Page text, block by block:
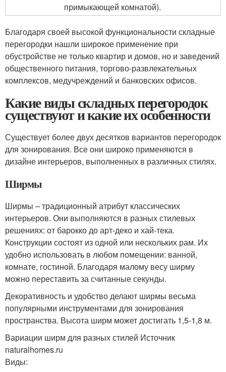
примыкающей комнатой).
Благодаря своей высокой функциональности складные
перегородки нашли широкое применение при
обустройстве не только квартир и домов, но и заведений
общественного питания, торгово-развлекательных
комплексов, медучреждений и банковских офисов.
Какие виды складных перегородок
существуют и какие их особенности
Существует более двух десятков вариантов перегородок
для зонирования. Все они широко применяются в
дизайне интерьеров, выполненных в различных стилях.
Ширмы
Ширмы – традиционный атрибут классических
интерьеров. Они выполняются в разных стилевых
решениях: от барокко до арт-деко и хай-тека.
Конструкции состоят из одной или нескольких рам. Их
удобно использовать в любом помещении: ванной,
комнате, гостиной. Благодаря малому весу ширму
можно переставить за считанные секунды.
Декоративность и удобство делают ширмы весьма
популярными инструментами для зонирования
пространства. Высота ширм может достигать 1,5-1,8 м.
Вариации ширм для разных стилей Источник
naturalhomes.ru
Виды: